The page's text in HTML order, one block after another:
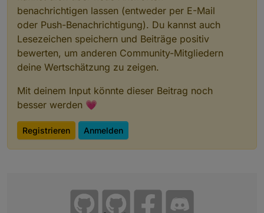
benachrichtigen lassen (entweder per E-Mail
oder Push-Benachrichtigung). Du kannst auch
Lesezeichen speichern und Beiträge positiv
bewerten, um anderen Community-Mitgliedern
deine Wertschätzung zu zeigen.
Mit deinem Input könnte dieser Beitrag noch
besser werden 💗
Registrieren Anmelden